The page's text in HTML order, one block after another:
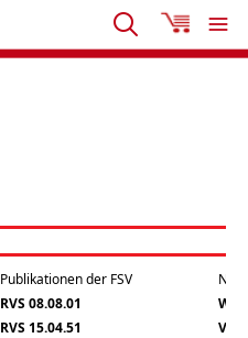
Publikationen der FSV
RVS 08.08.01
RVS 15.04.51